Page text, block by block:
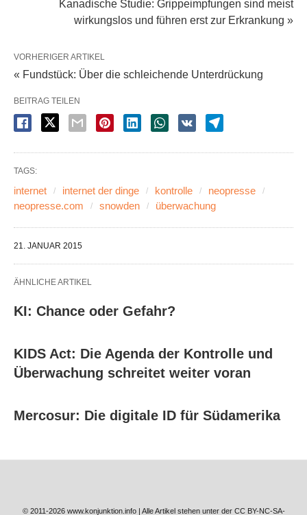
Kanadische Studie: Grippeimpfungen sind meist
wirkungslos und führen erst zur Erkrankung »
VORHERIGER ARTIKEL
« Fundstück: Über die schleichende Unterdrückung
BEITRAG TEILEN
TAGS:
internet internet der dinge kontrolle
neopresse
neopresse.com
snowden überwachung
21. JANUAR 2015
ÄHNLICHE ARTIKEL
KI: Chance oder Gefahr?
KIDS Act: Die Agenda der Kontrolle und
Überwachung schreitet weiter voran
Mercosur: Die digitale ID für Südamerika
© 2011-2026 www.konjunktion.info | Alle Artikel stehen unter der CC BY-NC-SA-